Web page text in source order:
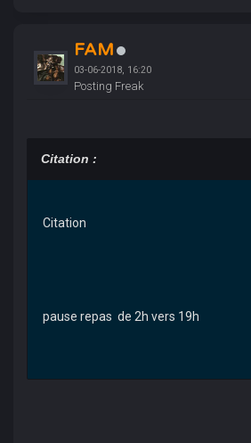
FAM
03-06-2018, 16:20
Posting Freak
Citation :
Citation
pause repas de 2h vers 19h